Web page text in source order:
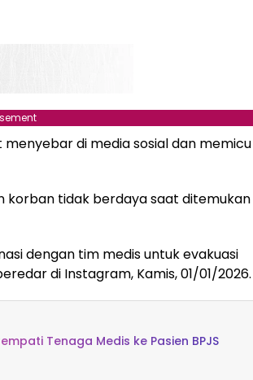
di media sosial dan memicu
korban tidak berdaya saat ditemukan
dengan tim medis untuk evakuasi
di Instagram, Kamis, 01/01/2026.
Tenaga Medis ke Pasien BPJS